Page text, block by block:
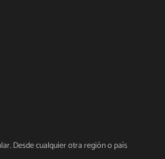
Desde cualquier otra región o país